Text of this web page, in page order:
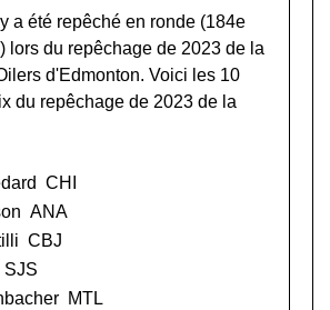
a été repêché en ronde (184e
lors du repêchage de 2023 de la
d'Edmonton. Voici les 10
du repêchage de 2023 de la
CHI
ANA
CBJ
SJS
MTL